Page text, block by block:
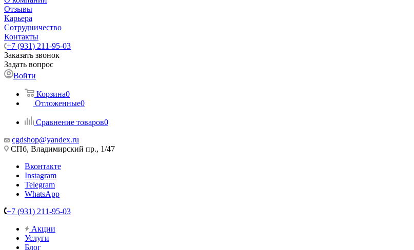
Отзывы
Карьера
Сотрудничество
Контакты
+7 (931) 211-95-03
Заказать звонок
Задать вопрос
Войти
Корзина0
Отложенные0
Сравнение товаров0
cgdshop@yandex.ru
СПб, Владимирский пр., 1/47
Вконтакте
Instagram
Telegram
WhatsApp
+7 (931) 211-95-03
Акции
Услуги
Блог